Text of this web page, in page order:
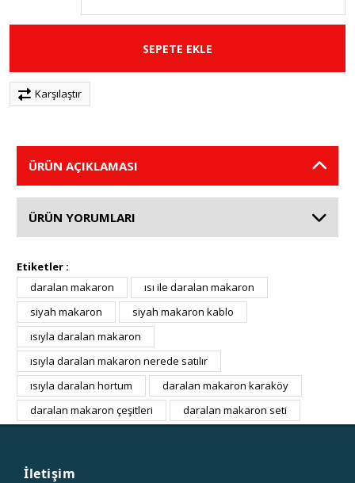
SEPETE EKLE
Karşılaştır
ÜRÜN AÇIKLAMASI
ÜRÜN YORUMLARI
Etiketler :
daralan makaron
ısı ile daralan makaron
siyah makaron
siyah makaron kablo
ısıyla daralan makaron
ısıyla daralan makaron nerede satılır
ısıyla daralan hortum
daralan makaron karaköy
daralan makaron çeşitleri
daralan makaron seti
İletişim